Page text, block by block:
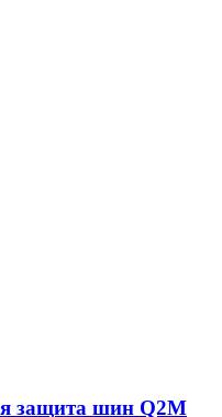
защита шин Q2M